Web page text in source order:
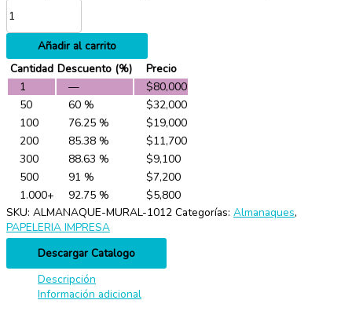
Añadir al carrito
Cantidad Descuento (%)
Precio
1
— $80,000
50
60 % $32,000
100
76.25 % $19,000
200
85.38 % $11,700
300
88.63 % $9,100
500
91 % $7,200
1.000+
92.75 % $5,800
SKU: ALMANAQUE-MURAL-1012 Categorías: Almanaques,
PAPELERIA IMPRESA
Descargar Catalogo
Descripción
Información adicional